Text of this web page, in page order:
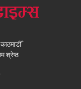
श्रेष्ठ